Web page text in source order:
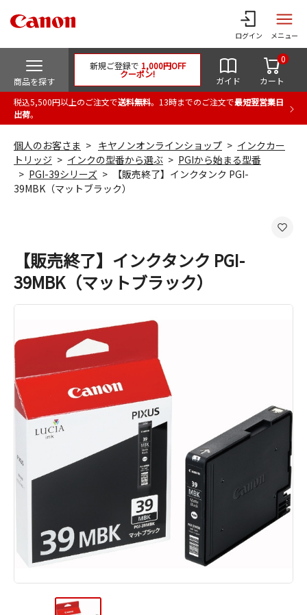
ログイン メニュー
商品を探す
新規ご登録で 1,000円OFF
クーポン!
ガイド カート
0
税込5,500円以上のご注文で送料無料。13時までのご注文で最短翌営業日
出荷。
個人のお客さま キヤノンオンラインショップ
インクカー
トリッジ
インクの型番から選ぶ
PGIから始まる型番
PGI-39シリーズ
【販売終了】インクタンク PGI-
39MBK（マットブラック）
【販売終了】インクタンク PGI-
39MBK（マットブラック）